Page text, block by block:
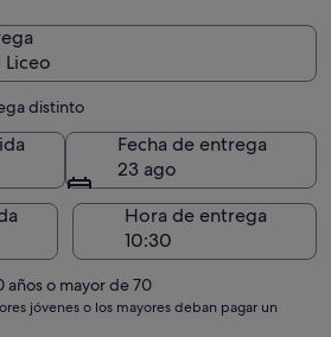
distinto
Fecha de entrega
23 ago
Hora de entrega
o mayor de 70
jóvenes o los mayores deban pagar un